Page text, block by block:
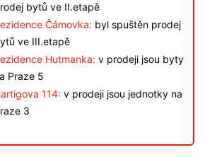
bytů ve II.etapě
Čámovka: byl spuštěn prodej
ve III.etapě
Hutmanka: v prodeji jsou byty
Praze 5
114: v prodeji jsou jednotky na
3